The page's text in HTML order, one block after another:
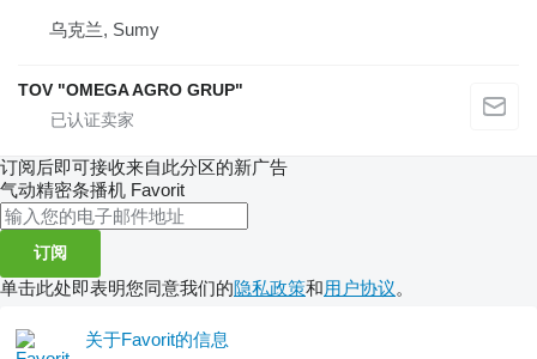
乌克兰, Sumy
TOV "OMEGA AGRO GRUP"
订阅后即可接收来自此分区的新广告
气动精密条播机 Favorit
订阅
单击此处即表明您同意我们的隐私政策和用户协议。
关于Favorit的信息